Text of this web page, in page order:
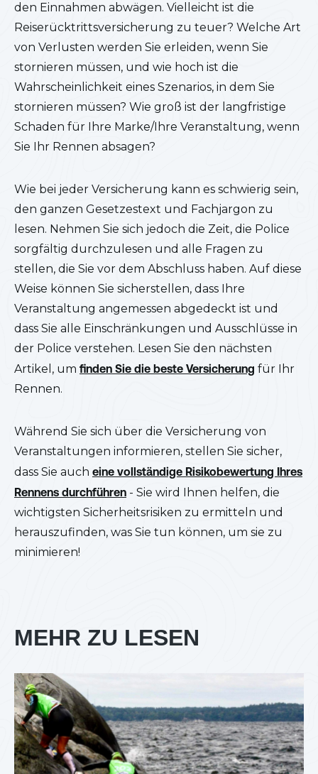
den Einnahmen abwägen. Vielleicht ist die
Reiserücktrittsversicherung zu teuer? Welche Art
von Verlusten werden Sie erleiden, wenn Sie
stornieren müssen, und wie hoch ist die
Wahrscheinlichkeit eines Szenarios, in dem Sie
stornieren müssen? Wie groß ist der langfristige
Schaden für Ihre Marke/Ihre Veranstaltung, wenn
Sie Ihr Rennen absagen?
Wie bei jeder Versicherung kann es schwierig sein,
den ganzen Gesetzestext und Fachjargon zu
lesen. Nehmen Sie sich jedoch die Zeit, die Police
sorgfältig durchzulesen und alle Fragen zu
stellen, die Sie vor dem Abschluss haben. Auf diese
Weise können Sie sicherstellen, dass Ihre
Veranstaltung angemessen abgedeckt ist und
dass Sie alle Einschränkungen und Ausschlüsse in
der Police verstehen. Lesen Sie den nächsten
Artikel, um finden Sie die beste Versicherung für Ihr
Rennen.
Während Sie sich über die Versicherung von
Veranstaltungen informieren, stellen Sie sicher,
dass Sie auch eine vollständige Risikobewertung Ihres
Rennens durchführen - Sie wird Ihnen helfen, die
wichtigsten Sicherheitsrisiken zu ermitteln und
herauszufinden, was Sie tun können, um sie zu
minimieren!
MEHR ZU LESEN